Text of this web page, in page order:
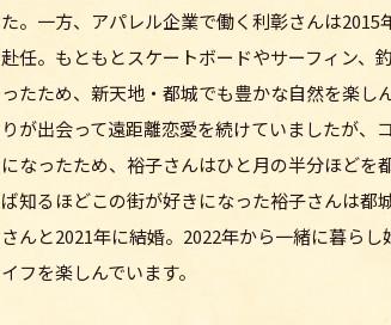
た。一方、アパレル企業で働く利彰さんは2015
赴任。もともとスケートボードやサーフィン、
ったため、新天地・都城でも豊かな自然を楽し
りが出会って遠距離恋愛を続けていましたが、
になったため、裕子さんはひと月の半分ほどを
ば知るほどこの街が好きになった裕子さんは都
さんと2021年に結婚。2022年から一緒に暮ら
イフを楽しんでいます。